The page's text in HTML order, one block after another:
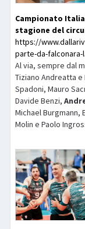
Campionato
stagione del
https://
parte-da-
Al via, sempre dal
Tiziano Andreatta e
Spadoni, Mauro
Davide Benzi,
Michael Burgmann,
Molin e Paolo